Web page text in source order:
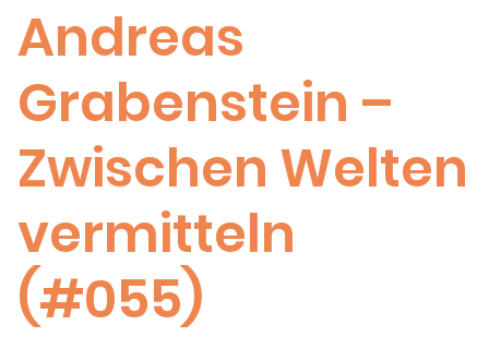
Andreas
Grabenstein –
Zwischen Welten
vermitteln
(#055)